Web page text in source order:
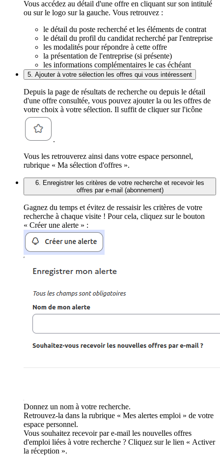
Vous accédez au détail d'une offre en cliquant sur son intitulé
ou sur le logo sur la gauche. Vous retrouvez :
le détail du poste recherché et les éléments de contrat
le détail du profil du candidat recherché par l'entreprise
les modalités pour répondre à cette offre
la présentation de l'entreprise (si présente)
les informations complémentaires le cas échéant
5. Ajouter à votre sélection les offres qui vous intéressent
Depuis la page de résultats de recherche ou depuis le détail
d'une offre consultée, vous pouvez ajouter la ou les offres de
votre choix à votre sélection. Il suffit de cliquer sur l'icône
.
Vous les retrouverez ainsi dans votre espace personnel,
rubrique « Ma sélection d'offres ».
6. Enregistrer les critères de votre recherche et recevoir les
offres par e-mail (abonnement)
Gagnez du temps et évitez de ressaisir les critères de votre
recherche à chaque visite ! Pour cela, cliquez sur le bouton
« Créer une alerte » :
Donnez un nom à votre recherche.
Retrouvez-la dans la rubrique « Mes alertes emploi » de votre
espace personnel.
Vous souhaitez recevoir par e-mail les nouvelles offres
d'emploi liées à votre recherche ? Cliquez sur le lien « Activer
la réception ».